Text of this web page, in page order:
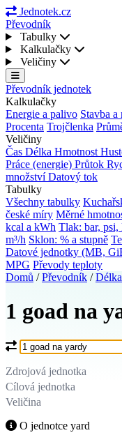
Jednotek.cz
Převodník
Tabulky
Kalkulačky
Veličiny
Převodník jednotek
Kalkulačky
Energie a palivo Stavba a
Procenta Trojčlenka
Veličiny
Čas Délka Hmotnost
Práce (energie) Průtok
množstvíDatový tok
Tabulky
Všechny tabulky
české míry Měrné
kcal a kWh Tlak: bar, psi,
m³/h Sklon: % a stupně
Datové jednotky (MB,
MPG Převody teploty
Domů / Převodník / Délka
1 goad na
Co chcete převést?
Zdrojová jednotka
Cílová jednotka
Veličina
O jednotce yard